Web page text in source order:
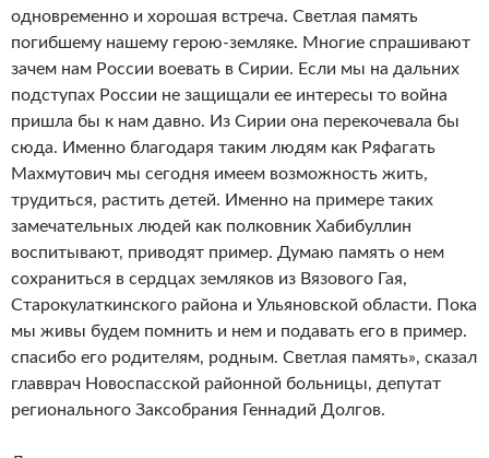
одновременно и хорошая встреча. Светлая память
погибшему нашему герою-земляке. Многие спрашивают
зачем нам России воевать в Сирии. Если мы на дальних
подступах России не защищали ее интересы то война
пришла бы к нам давно. Из Сирии она перекочевала бы
сюда. Именно благодаря таким людям как Ряфагать
Махмутович мы сегодня имеем возможность жить,
трудиться, растить детей. Именно на примере таких
замечательных людей как полковник Хабибуллин
воспитывают, приводят пример. Думаю память о нем
сохраниться в сердцах земляков из Вязового Гая,
Старокулаткинского района и Ульяновской области. Пока
мы живы будем помнить и нем и подавать его в пример.
спасибо его родителям, родным. Светлая память», сказал
главврач Новоспасской районной больницы, депутат
регионального Заксобрания Геннадий Долгов.